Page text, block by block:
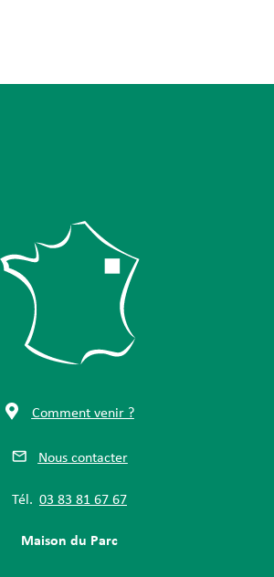
Comment venir ?
Nous contacter
Tél. 03 83 81 67 67
Maison du Parc